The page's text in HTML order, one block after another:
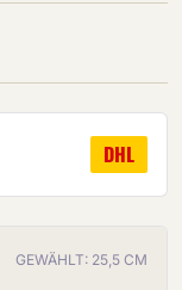
DHL
GEWÄHLT: 25,5 CM